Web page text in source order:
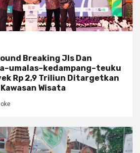
Breaking Jls Dan
Rp 2,9 Triliun Ditargetkan
Wisata